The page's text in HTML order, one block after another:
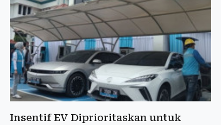
Insentif EV Diprioritaskan untuk